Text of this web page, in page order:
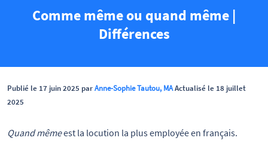
Comme même ou quand même |
Différences
Publié le 17 juin 2025 parAnne-Sophie Tautou, MAActualisé le 18 juillet
2025
Quand mêmeest la locution la plus employée en français.